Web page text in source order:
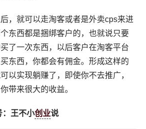
，就可以走淘客或者是外卖cps来进
东西都是捆绑客户的，也就说只要
了一次东西，以后客户在淘客平台
东西，你都会有佣金。形成这样的
以实现躺赚了，即使你不去推广，
带来很大的收益。
：王不小创业说